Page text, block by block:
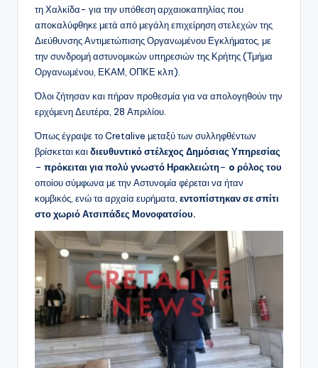
τη Χαλκίδα- για την υπόθεση αρχαιοκαπηλίας που
αποκαλύφθηκε μετά από μεγάλη επιχείρηση στελεχών της
Διεύθυνσης Αντιμετώπισης Οργανωμένου Εγκλήματος, με
την συνδρομή αστυνομικών υπηρεσιών της Κρήτης (Τμήμα
Οργανωμένου, ΕΚΑΜ, ΟΠΚΕ κλπ).
Όλοι ζήτησαν και πήραν προθεσμία για να απολογηθούν την
ερχόμενη Δευτέρα, 28 Απριλίου.
Όπως έγραψε το Cretalive μεταξύ των συλληφθέντων
βρίσκεται και διευθυντικό στέλεχος Δημόσιας Υπηρεσίας
– πρόκειται για πολύ γνωστό Ηρακλειώτη– o ρόλος του
οποίου σύμφωνα με την Αστυνομία φέρεται να ήταν
κομβικός, ενώ τα αρχαία ευρήματα, εντοπίστηκαν σε σπίτι
στο χωριό Ατσιπάδες Μονοφατσίου.